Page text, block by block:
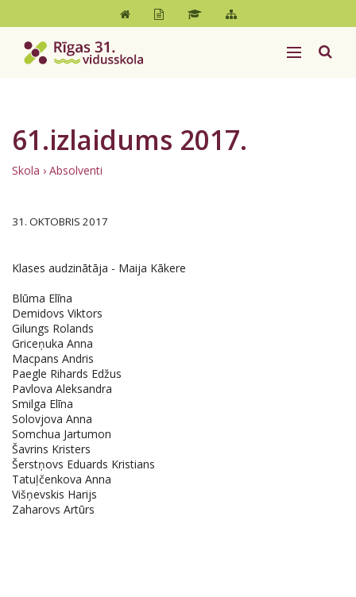
61.izlaidums 2017.
Skola › Absolventi
31. OKTOBRIS 2017
Klases audzinātāja - Maija Kākere
Blūma Elīna
Demidovs Viktors
Gilungs Rolands
Griceņuka Anna
Macpans Andris
Paegle Rihards Edžus
Pavlova Aleksandra
Smilga Elīna
Solovjova Anna
Somchua Jartumon
Šavrins Kristers
Šerstņovs Eduards Kristians
Tatuļčenkova Anna
Višņevskis Harijs
Zaharovs Artūrs